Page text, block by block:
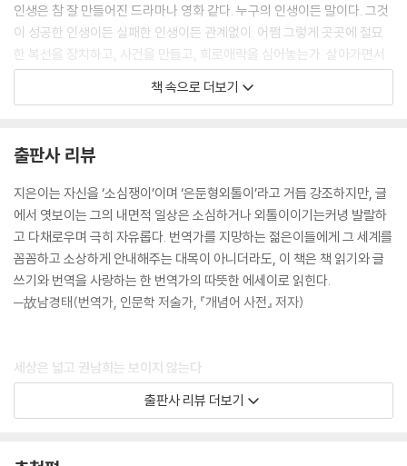
인생은 참 잘 만들어진 드라마나 영화 같다. 누구의 인생이든 말이다. 그것
이 성공한 인생이든 실패한 인생이든 관계없이. 어쩜 그렇게 곳곳에 절묘
한 복선을 장치하고, 사건을 만들고, 희로애락을 심어놓는가. 살아가면서
만나야 할 사람들을 시기별로 분류하여 적재적소에 데려다 놓고. 이보다
아귀가 잘 맞아떨어지는 완벽한 시나리오도 없을 것이다.
기본적으로 나는 멋 부린 글, 어려운 글, 딱딱한 글을 싫어한다. PC통신 시
절부터 요즘 블로그까지 십여 년 넘게 온라인에 글쓰기를 즐기고 있는데,
항상 내 모토는 ‘무학자無學者도 재미있게 읽을 수 있는 글쓰기’다. 부모
님이내 글을 읽으실 일은 없지만, 언제나 기준은 무학자인 그분들이다. 한
글만 읽을 줄 알면 누구나 이해할 수 있는 글쓰기.
--- p.93
돈보다 건강인 건 누구나 안다. 그런데 사람들은 돈을 벌 기회가 눈앞에 닥
위가 헷갈린다. 내가 이런 일을 했다고 말하니, 동료 번역가 선생님이 나를
나무랐다. “번역은 장거리 경주예요. 마라톤이라고요. 그렇게 100미터 달
리기하듯이 전력 질주하면 지쳐서 오래 못 해요. 한두 해 번역하다 말 거 아
니잖아요?” 후배들에게도 이 말을 전해주고 싶다.
책 속으로 더보기
출판사 리뷰
지은이는 자신을 ‘소심쟁이’이며 ‘은둔형외톨이’라고 거듭 강조하지만, 글
에서 엿보이는 그의 내면적 일상은 소심하거나 외톨이이기는커녕 발랄하
고 다채로우며 극히 자유롭다. 번역가를 지망하는 젊은이들에게 그 세계를
꼼꼼하고 소상하게 안내해주는 대목이 아니더라도, 이 책은 책 읽기와 글
쓰기와 번역을 사랑하는 한 번역가의 따뜻한 에세이로 읽힌다.
─故남경태(번역가, 인문학 저술가, 『개념어 사전』 저자)
세상은 넓고 권남희는 보이지 않는다
홀로 분투하며 좌절에도 굴하지 않고 끝끝내 만들어간 길
출판사 리뷰 더보기